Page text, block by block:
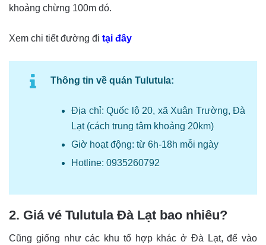
khoảng chừng 100m đó.
Xem chi tiết đường đi tại đây
Thông tin về quán Tulutula:
Địa chỉ: Quốc lộ 20, xã Xuân Trường, Đà
Lạt (cách trung tâm khoảng 20km)
Giờ hoạt động: từ 6h-18h mỗi ngày
Hotline: 0935260792
2. Giá vé Tulutula Đà Lạt bao nhiêu?
Cũng giống như các khu tổ hợp khác ở Đà Lạt, để vào